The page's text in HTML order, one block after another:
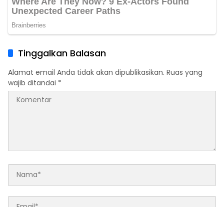
Tinggalkan Balasan
Alamat email Anda tidak akan dipublikasikan. Ruas yang
wajib ditandai *